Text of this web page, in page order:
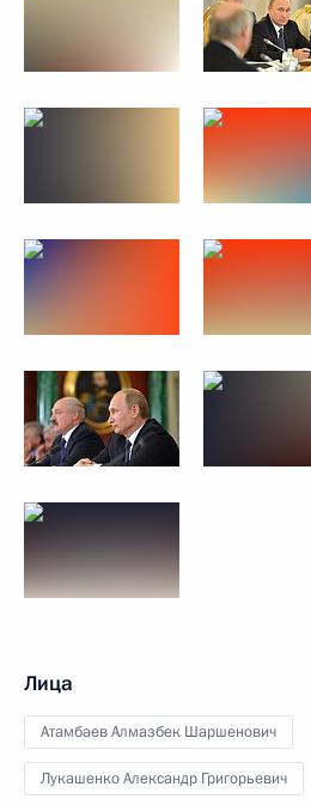
Лица
Атамбаев Алмазбек Шаршенович
Лукашенко Александр Григорьевич